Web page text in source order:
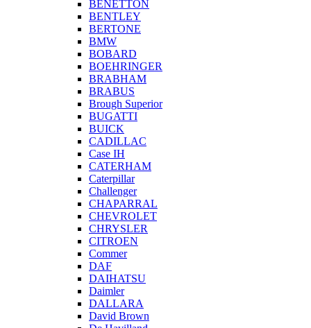
BENETTON
BENTLEY
BERTONE
BMW
BOBARD
BOEHRINGER
BRABHAM
BRABUS
Brough Superior
BUGATTI
BUICK
CADILLAC
Case IH
CATERHAM
Caterpillar
Challenger
CHAPARRAL
CHEVROLET
CHRYSLER
CITROEN
Commer
DAF
DAIHATSU
Daimler
DALLARA
David Brown